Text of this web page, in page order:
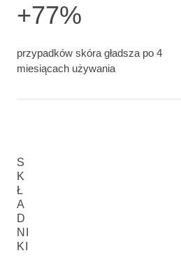
+77%
przypadków skóra gładsza po 4
miesiącach używania
S
K
Ł
A
D
NI
KI